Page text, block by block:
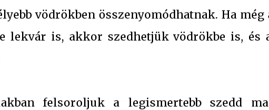
vödrökben összenyomódhatnak. Ha
lekvár is, akkor szedhetjük vödrökbe is, és
felsoroljuk a legismertebb szedd